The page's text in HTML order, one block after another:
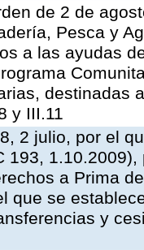
de 2 de
Pesca y
a las ayudas
destinadas
y III.11
2 julio, por el
193,
a Prima
que se
y